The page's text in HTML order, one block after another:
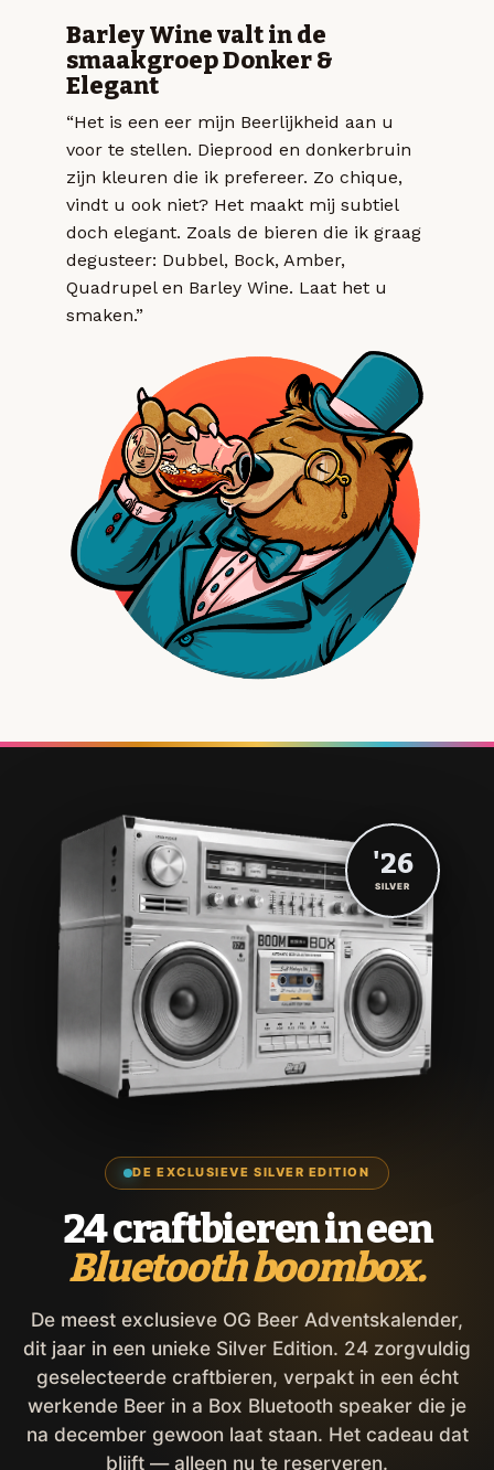
Barley Wine valt in de
smaakgroep Donker &
Elegant
“Het is een eer mijn Beerlijkheid aan u
voor te stellen. Dieprood en donkerbruin
zijn kleuren die ik prefereer. Zo chique,
vindt u ook niet? Het maakt mij subtiel
doch elegant. Zoals de bieren die ik graag
degusteer: Dubbel, Bock, Amber,
Quadrupel en Barley Wine. Laat het u
smaken.”
DE EXCLUSIEVE SILVER EDITION
24 craftbieren in een
Bluetooth boombox.
De meest exclusieve OG Beer Adventskalender,
dit jaar in een unieke Silver Edition. 24 zorgvuldig
geselecteerde craftbieren, verpakt in een écht
werkende Beer in a Box Bluetooth speaker die je
na december gewoon laat staan. Het cadeau dat
blijft — alleen nu te reserveren.
'26
SILVER